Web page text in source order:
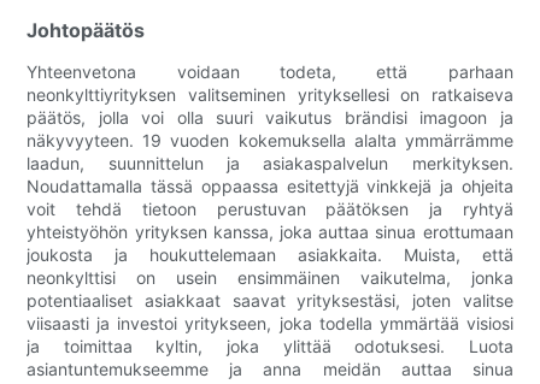
Johtopäätös
Yhteenvetona voidaan todeta, että parhaan
neonkylttiyrityksen valitseminen yrityksellesi on ratkaiseva
päätös, jolla voi olla suuri vaikutus brändisi imagoon ja
näkyvyyteen. 19 vuoden kokemuksella alalta ymmärrämme
laadun, suunnittelun ja asiakaspalvelun merkityksen.
Noudattamalla tässä oppaassa esitettyjä vinkkejä ja ohjeita
voit tehdä tietoon perustuvan päätöksen ja ryhtyä
yhteistyöhön yrityksen kanssa, joka auttaa sinua erottumaan
joukosta ja houkuttelemaan asiakkaita. Muista, että
neonkylttisi on usein ensimmäinen vaikutelma, jonka
potentiaaliset asiakkaat saavat yrityksestäsi, joten valitse
viisaasti ja investoi yritykseen, joka todella ymmärtää visiosi
ja toimittaa kyltin, joka ylittää odotuksesi. Luota
asiantuntemukseemme ja anna meidän auttaa sinua